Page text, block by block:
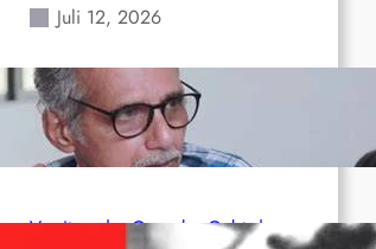
Juli 12, 2026
Indien: „Die Politik der
Kapitulation“ von K. Murali (Ajith)
Juli 1, 2026
Vorsitzender Gonzalo: Gebt das